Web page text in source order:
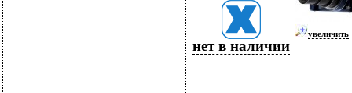
нет в наличии
увеличить